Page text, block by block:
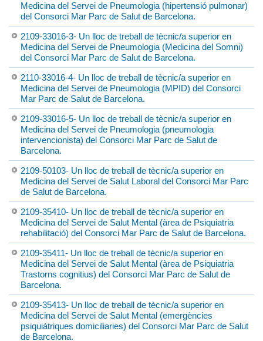
Medicina del Servei de Pneumologia (hipertensió pulmonar)
del Consorci Mar Parc de Salut de Barcelona.
2109-33016-3- Un lloc de treball de tècnic/a superior en
Medicina del Servei de Pneumologia (Medicina del Somni)
del Consorci Mar Parc de Salut de Barcelona.
2110-33016-4- Un lloc de treball de tècnic/a superior en
Medicina del Servei de Pneumologia (MPID) del Consorci
Mar Parc de Salut de Barcelona.
2109-33016-5- Un lloc de treball de tècnic/a superior en
Medicina del Servei de Pneumologia (pneumologia
intervencionista) del Consorci Mar Parc de Salut de
Barcelona.
2109-50103- Un lloc de treball de tècnic/a superior en
Medicina del Servei de Salut Laboral del Consorci Mar Parc
de Salut de Barcelona.
2109-35410- Un lloc de treball de tècnic/a superior en
Medicina del Servei de Salut Mental (àrea de Psiquiatria
rehabilitació) del Consorci Mar Parc de Salut de Barcelona.
2109-35411- Un lloc de treball de tècnic/a superior en
Medicina del Servei de Salut Mental (àrea de Psiquiatria
Trastorns cognitius) del Consorci Mar Parc de Salut de
Barcelona.
2109-35413- Un lloc de treball de tècnic/a superior en
Medicina del Servei de Salut Mental (emergències
psiquiàtriques domiciliaries) del Consorci Mar Parc de Salut
de Barcelona.